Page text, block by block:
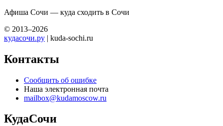
Афиша Сочи — куда сходить в Сочи
© 2013–2026
кудасочи.ру | kuda-sochi.ru
Контакты
Сообщить об ошибке
Наша электронная почта
mailbox@kudamoscow.ru
КудаСочи